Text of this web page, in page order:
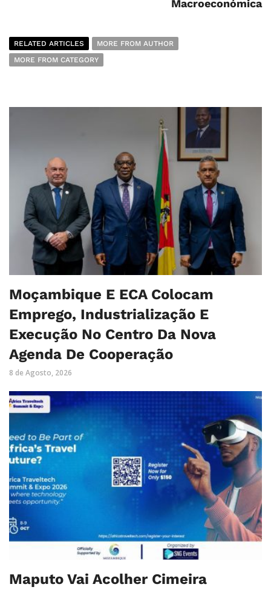
Macroeconómica
RELATED ARTICLES
MORE FROM AUTHOR
MORE FROM CATEGORY
Moçambique E ECA Colocam
Emprego, Industrialização E
Execução No Centro Da Nova
Agenda De Cooperação
8 de Agosto, 2026
Maputo Vai Acolher Cimeira